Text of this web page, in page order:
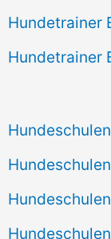
Hundetrainer
Hundetrainer